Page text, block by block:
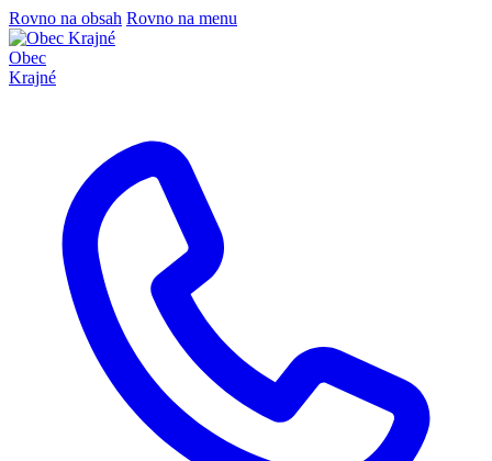
Rovno na obsah Rovno na menu
Obec
Krajné